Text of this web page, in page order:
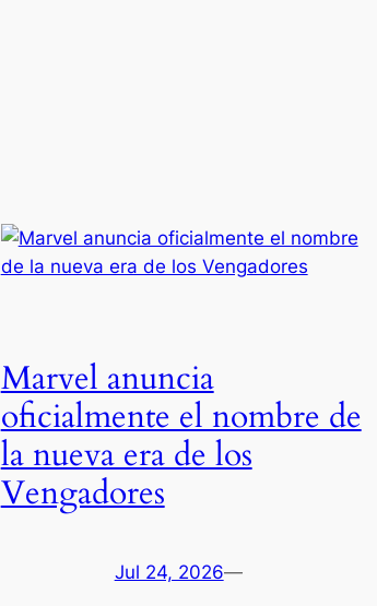
Marvel anuncia
oficialmente el nombre de
la nueva era de los
Vengadores
Jul 24, 2026—